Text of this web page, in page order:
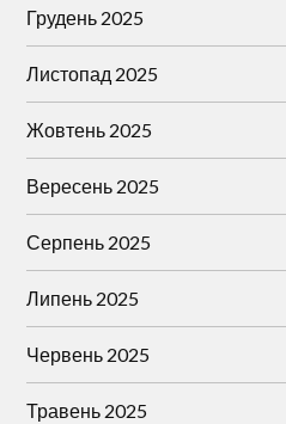
Грудень 2025
Листопад 2025
Жовтень 2025
Вересень 2025
Серпень 2025
Липень 2025
Червень 2025
Травень 2025